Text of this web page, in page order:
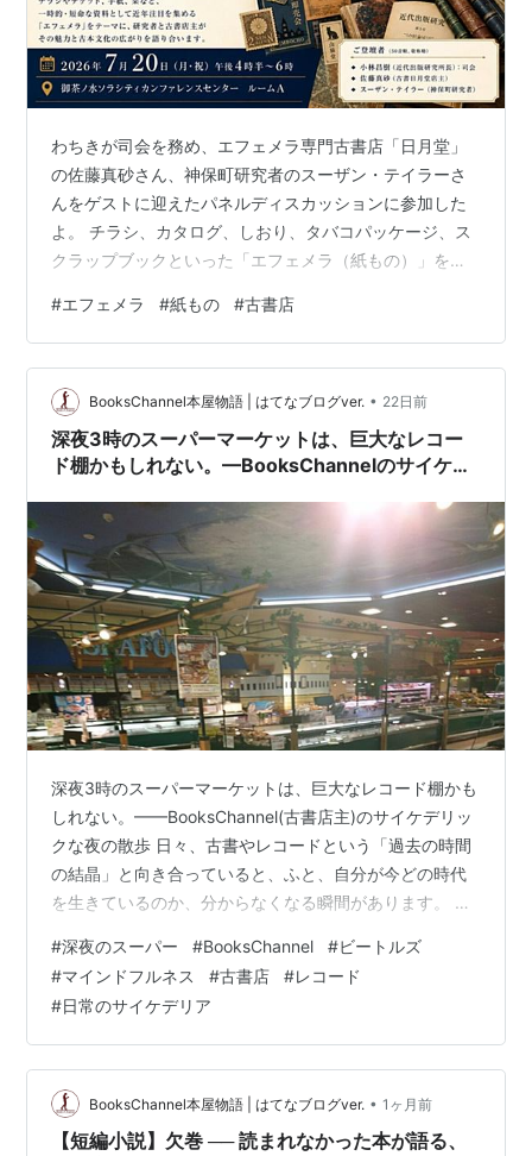
わちきが司会を務め、エフェメラ専門古書店「日月堂」
の佐藤真砂さん、神保町研究者のスーザン・テイラーさ
んをゲストに迎えたパネルディスカッションに参加した
よ。 チラシ、カタログ、しおり、タバコパッケージ、ス
クラップブックといった「エフェメラ（紙もの）」を持
だ。 ありふれたチラシやカタログなどの印刷物が時代の
生活様式やデザイン、技術革新を物語るという魅力や、
それらを集めるコレクター文化の奥深さが語られたよ 最
初は日月堂さんの話 当初、普通の街の古本屋という経営
に苦しむ中、古書市場で顧みられていなかった「紙も
の」に活路を見出したそう。フランス百貨店のカタ…
#エフェメラ #紙もの #古書店
BooksChannel本屋物語 | はてなブログver. • 22日前
深夜3時のスーパーマーケットは、巨大なレコー
ド棚かもしれない。—BooksChannelのサイケデ
深夜3時のスーパーマーケットは、巨大なレコード棚かも
しれない。——BooksChannel(古書店主)のサイケデリッ
クな夜の散歩 日々、古書やレコードという「過去の時間
の結晶」と向き合っていると、ふと、自分が今どの時代
を生きているのか、分からなくなる瞬間があります。 大
る。そんな情報と文化の奔流の中で息継ぎをするよう
に、私は時折、深夜のスーパーマーケットへと足を運び
ます。 蛍光灯の永遠と、沈黙する「業」の集積 深夜3
時。自動ドアを抜けると、そこには不自然なほど清潔
で、永遠の正午のような白い光が満ちています。客は誰
一人おらず、ただ冷蔵ショーケー…
#深夜のスーパー #BooksChannel #ビートルズ
#マインドフルネス #古書店 #レコード
#日常のサイケデリア
BooksChannel本屋物語 | はてなブログver. • 1ヶ月前
【短編小説】欠巻 ── 読まれなかった本が語る、